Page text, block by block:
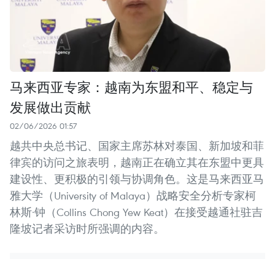
马来西亚专家：越南为东盟和平、稳定与
发展做出贡献
02/06/2026 01:57
越共中央总书记、国家主席苏林对泰国、新加坡和菲
律宾的访问之旅表明，越南正在确立其在东盟中更具
建设性、更积极的引领与协调角色。这是马来西亚马
雅大学（University of Malaya）战略安全分析专家柯
林斯·钟（Collins Chong Yew Keat）在接受越通社驻吉
隆坡记者采访时所强调的内容。